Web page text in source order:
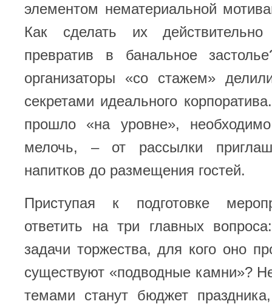
элементом нематериальной
Как сделать их
превратив в банальное
организаторы «со стажем»
секретами идеального
прошло «на уровне»,
мелочь, – от рассылки
напитков до размещения гостей.
Приступая к подготовке
ответить на три главных
задачи торжества, для кого оно
существуют «подводные камни»?
темами станут бюджет